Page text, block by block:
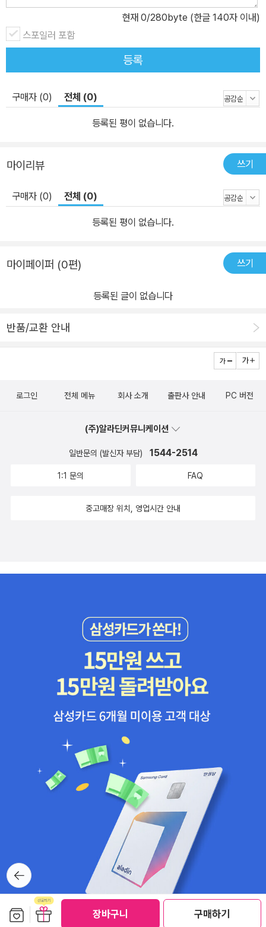
장바구니 구매하기
현재 0/280byte (한글 140자 이내)
스포일러 포함
등록
구매자 (0) 전체 (0)
등록된 평이 없습니다.
마이리뷰 쓰기
구매자 (0) 전체 (0)
등록된 평이 없습니다.
마이페이퍼 (0편) 쓰기
등록된 글이 없습니다
반품/교환 안내
뒤로가
기
로그인 전체 메뉴 회사 소개 출판사 안내 PC 버전
(주)알라딘커뮤니케이션
일반문의 (발신자 부담) 1544-2514
1:1 문의 FAQ
중고매장 위치, 영업시간 안내